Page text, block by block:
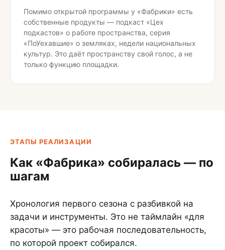
Помимо открытой программы у «Фабрики» есть
собственные продукты — подкаст «Цех
подкастов» о работе пространства, серия
«ПоУехавшие» о земляках, недели национальных
культур. Это даёт пространству свой голос, а не
только функцию площадки.
ЭТАПЫ РЕАЛИЗАЦИИ
Как «Фабрика» собиралась — по
шагам
Хронология первого сезона с разбивкой на
задачи и инструменты. Это не таймлайн «для
красоты» — это рабочая последовательность,
по которой проект собирался.